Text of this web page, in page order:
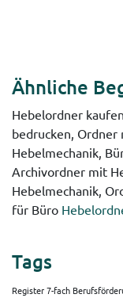
Ähnliche
Hebelordner
bedrucken,
Hebelmechanik,
Archivordner mit
Hebelmechanik,
für Büro
Tags
Register 7-fach